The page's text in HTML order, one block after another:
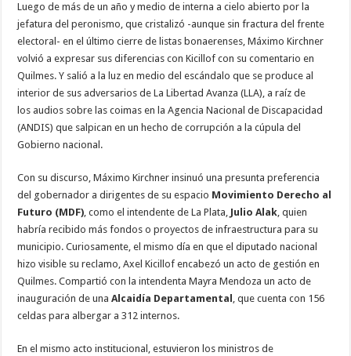
Luego de más de un año y medio de interna a cielo abierto por la
jefatura del peronismo, que cristalizó -aunque sin fractura del frente
electoral- en el último cierre de listas bonaerenses, Máximo Kirchner
volvió a expresar sus diferencias con Kicillof con su comentario en
Quilmes. Y salió a la luz en medio del escándalo que se produce al
interior de sus adversarios de La Libertad Avanza (LLA), a raíz de
los audios sobre las coimas en la Agencia Nacional de Discapacidad
(ANDIS) que salpican en un hecho de corrupción a la cúpula del
Gobierno nacional.
Con su discurso, Máximo Kirchner insinuó una presunta preferencia
del gobernador a dirigentes de su espacio Movimiento Derecho al
Futuro (MDF), como el intendente de La Plata, Julio Alak, quien
habría recibido más fondos o proyectos de infraestructura para su
municipio. Curiosamente, el mismo día en que el diputado nacional
hizo visible su reclamo, Axel Kicillof encabezó un acto de gestión en
Quilmes. Compartió con la intendenta Mayra Mendoza un acto de
inauguración de unaAlcaidía Departamental , que cuenta con 156
celdas para albergar a 312 internos.
En el mismo acto institucional, estuvieron los ministros de